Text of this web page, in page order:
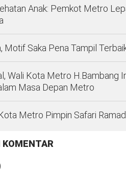
Anak: Pemkot Metro
Motif Saka Pena Tampil
Wali Kota Metro
Masa Depan Metro
Metro Pimpin Safari